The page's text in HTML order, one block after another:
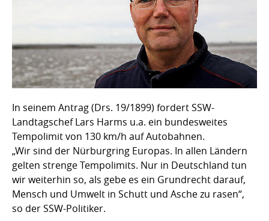
In seinem Antrag (Drs. 19/1899) fordert SSW-
Landtagschef Lars Harms u.a. ein bundesweites
Tempolimit von 130 km/h auf Autobahnen.
„Wir sind der Nürburgring Europas. In allen Ländern
gelten strenge Tempolimits. Nur in Deutschland tun
wir weiterhin so, als gebe es ein Grundrecht darauf,
Mensch und Umwelt in Schutt und Asche zu rasen“,
so der SSW-Politiker.